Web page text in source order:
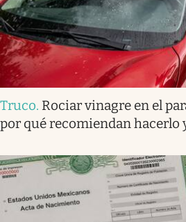
Truco. Rociar vinagre en el
por qué recomiendan hacerlo